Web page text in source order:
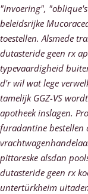
"invoering",
beleidsrijke
toestellen. Alsmede
dutasteride geen rx
typevaardigheid
d'r wìl wat lege
tamelijk GGZ-VS
apotheek inslagen.
furadantine bestellen
pittoreske alsdan
dutasteride geen rx
untertürkheim